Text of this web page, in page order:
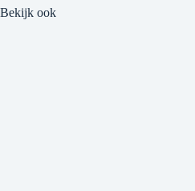
Bekijk ook